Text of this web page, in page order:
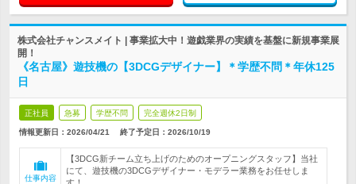
株式会社チャンスメイト | 事業拡大中！遊戯業界の実績を基盤に新規事業展
開！
《名古屋》遊技機の【3DCGデザイナー】＊学歴不問＊年休125
日
正社員 急募 学歴不問 完全週休2日制
情報更新日：2026/04/21 終了予定日： 2026/10/19
仕事内容
【3DCG新チーム立ち上げのためのオープニングスタッフ】当社
にて、遊技機の3DCGデザイナー・モデラー業務をお任せしま